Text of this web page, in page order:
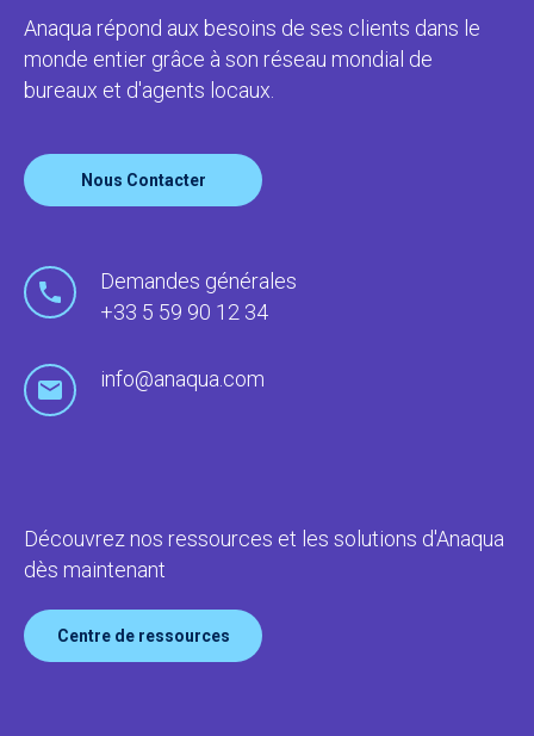
Anaqua répond aux besoins de ses clients dans le
monde entier grâce à son réseau mondial de
bureaux et d'agents locaux.
Nous Contacter
Demandes générales
+33 5 59 90 12 34
info@anaqua.com
Découvrez nos ressources et les solutions d'Anaqua
dès maintenant
Centre de ressources